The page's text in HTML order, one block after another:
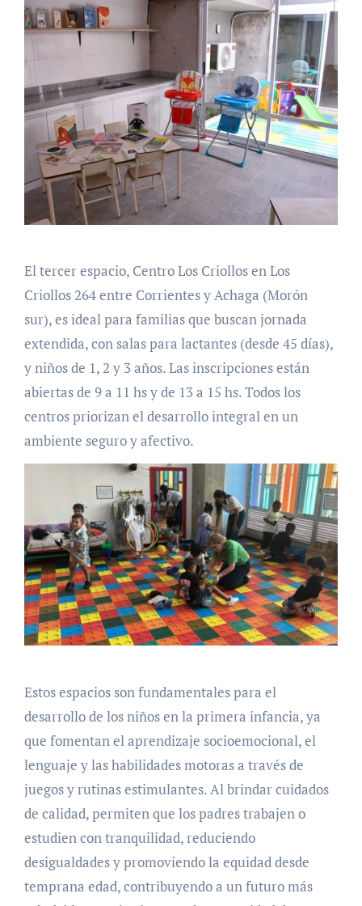
El tercer espacio, Centro Los Criollos en Los
Criollos 264 entre Corrientes y Achaga (Morón
sur), es ideal para familias que buscan jornada
extendida, con salas para lactantes (desde 45 días),
y niños de 1, 2 y 3 años. Las inscripciones están
abiertas de 9 a 11 hs y de 13 a 15 hs. Todos los
centros priorizan el desarrollo integral en un
ambiente seguro y afectivo.
Estos espacios son fundamentales para el
desarrollo de los niños en la primera infancia, ya
que fomentan el aprendizaje socioemocional, el
lenguaje y las habilidades motoras a través de
juegos y rutinas estimulantes. Al brindar cuidados
de calidad, permiten que los padres trabajen o
estudien con tranquilidad, reduciendo
desigualdades y promoviendo la equidad desde
temprana edad, contribuyendo a un futuro más